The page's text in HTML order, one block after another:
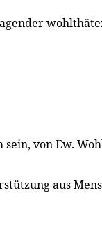
sein, von Ew.
aus